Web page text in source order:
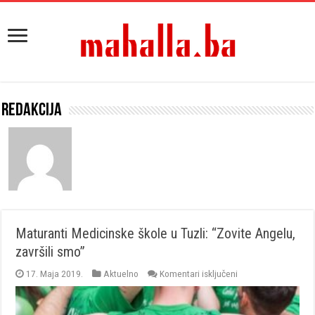
Redakcija
Maturanti Medicinske škole u Tuzli: “Zovite Angelu,
završili smo”
17. Maja 2019. Aktuelno Komentari isključeni
Maturanti
Medicinske
škole